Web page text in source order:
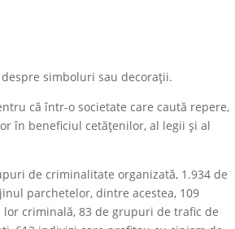
simboluri sau decorații.
că într-o societate care caută repere,
în beneficiul cetățenilor, al legii și al
de criminalitate organizată, 1.934 de
parchetelor, dintre acestea, 109
criminală, 83 de grupuri de trafic de